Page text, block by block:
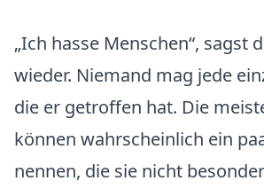
„Ich hasse Menschen“, sagst
wieder. Niemand mag jede
die er getroffen hat. Die
können wahrscheinlich ein
nennen, die sie nicht